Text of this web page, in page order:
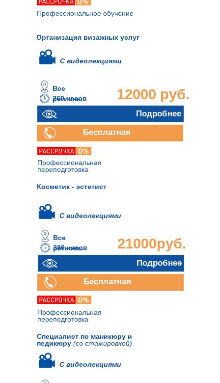
Косметик - эстетист
280 часов 21000руб.
Все
регионы
Профессиональная
переподготовка
Подробнее
Бесплатная
консультация
Организация визажных услуг
260 часов 12000 руб.
Все
регионы
Профессиональное обучение
Подробнее
Бесплатная
консультация
С видеолекциями
С видеолекциями
Специалист по маникюру и
педикюру (со стажировкой)
Профессиональная
переподготовка
С видеолекциями